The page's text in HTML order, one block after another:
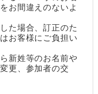
お間違えのないよ
た場合、訂正のた
お客様にご負担い
新姓等のお名前や
更、参加者の交